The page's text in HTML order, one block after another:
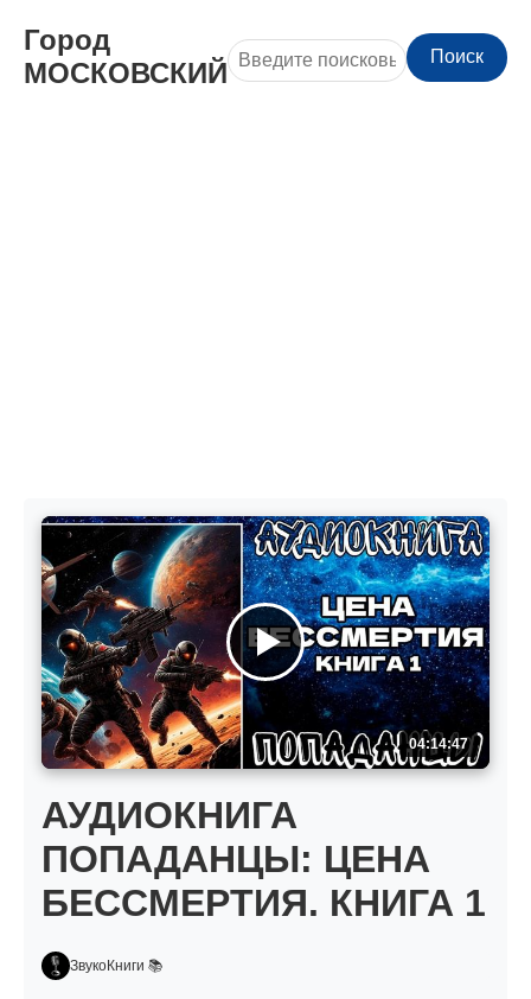
Город
МОСКОВСКИЙ
Поиск
04:14:47
АУДИОКНИГА
ПОПАДАНЦЫ: ЦЕНА
БЕССМЕРТИЯ. КНИГА 1
ЗвукоКниги 📚